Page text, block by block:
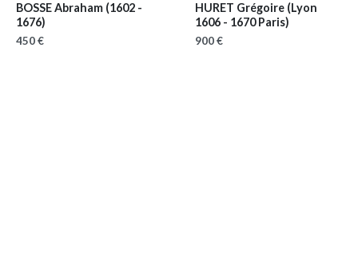
BOSSE Abraham (1602 -
1676)
450 €
HURET Grégoire (Lyon
1606 - 1670 Paris)
900 €